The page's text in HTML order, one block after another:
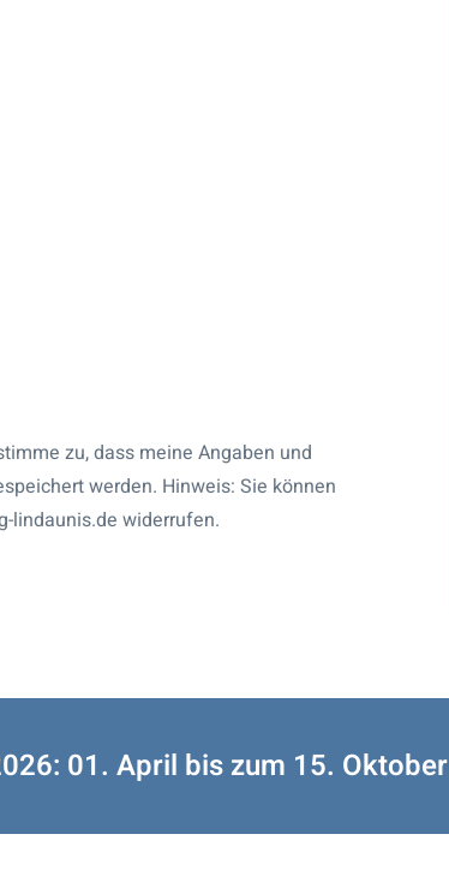
werden. Hinweis: Sie können
lindaunis.de widerrufen.
01. April bis zum 15. Oktober